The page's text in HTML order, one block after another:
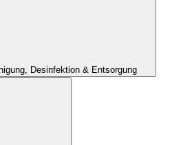
Desinfektion & Entsorgung